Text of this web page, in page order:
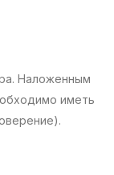
Наложенным
иметь